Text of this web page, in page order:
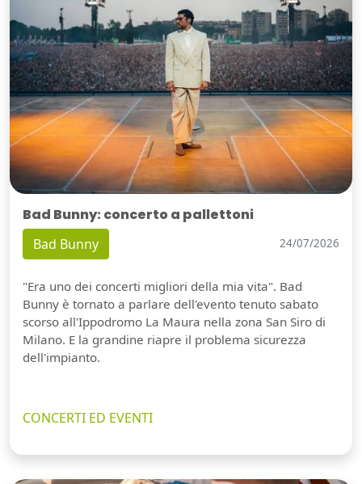
Bad Bunny: concerto a pallettoni
Bad Bunny 24/07/2026
"Era uno dei concerti migliori della mia vita". Bad
Bunny è tornato a parlare dell'evento tenuto sabato
scorso all'Ippodromo La Maura nella zona San Siro di
Milano. E la grandine riapre il problema sicurezza
dell'impianto.
CONCERTI ED EVENTI